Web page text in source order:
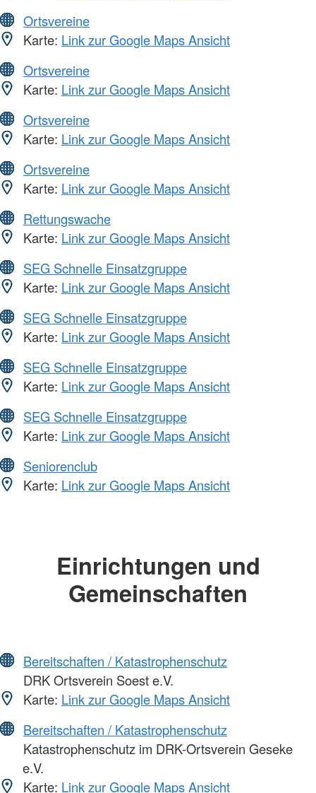
Ortsvereine
Karte: Link zur Google Maps Ansicht
Ortsvereine
Karte: Link zur Google Maps Ansicht
Ortsvereine
Karte: Link zur Google Maps Ansicht
Ortsvereine
Karte: Link zur Google Maps Ansicht
Rettungswache
Karte: Link zur Google Maps Ansicht
SEG Schnelle Einsatzgruppe
Karte: Link zur Google Maps Ansicht
SEG Schnelle Einsatzgruppe
Karte: Link zur Google Maps Ansicht
SEG Schnelle Einsatzgruppe
Karte: Link zur Google Maps Ansicht
SEG Schnelle Einsatzgruppe
Karte: Link zur Google Maps Ansicht
Seniorenclub
Karte: Link zur Google Maps Ansicht
Einrichtungen und
Gemeinschaften
Bereitschaften / Katastrophenschutz
DRK Ortsverein Soest e.V.
Karte: Link zur Google Maps Ansicht
Bereitschaften / Katastrophenschutz
Katastrophenschutz im DRK-Ortsverein Geseke
e.V.
Karte: Link zur Google Maps Ansicht